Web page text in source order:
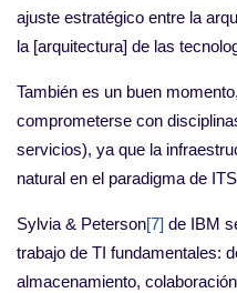
ajuste estratégico entre la
la [arquitectura] de las
También es un buen
comprometerse con
servicios), ya que la
natural en el paradigma de
Sylvia & Peterson[7] de IBM
trabajo de TI fundamentales:
almacenamiento,